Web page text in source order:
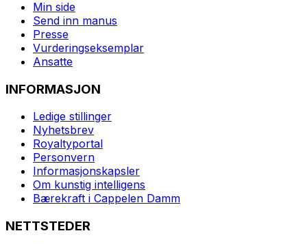
Min side
Send inn manus
Presse
Vurderingseksemplar
Ansatte
INFORMASJON
Ledige stillinger
Nyhetsbrev
Royaltyportal
Personvern
Informasjonskapsler
Om kunstig intelligens
Bærekraft i Cappelen Damm
NETTSTEDER